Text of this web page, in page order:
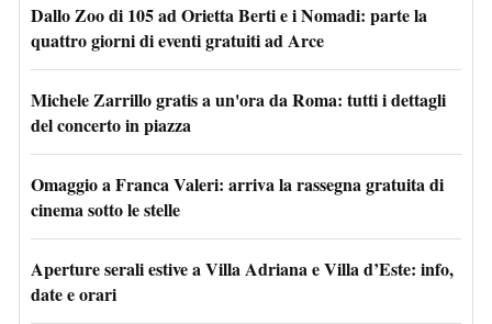
Dallo Zoo di 105 ad Orietta Berti e i Nomadi: parte la
quattro giorni di eventi gratuiti ad Arce
Michele Zarrillo gratis a un'ora da Roma: tutti i dettagli
del concerto in piazza
Omaggio a Franca Valeri: arriva la rassegna gratuita di
cinema sotto le stelle
Aperture serali estive a Villa Adriana e Villa d’Este: info,
date e orari